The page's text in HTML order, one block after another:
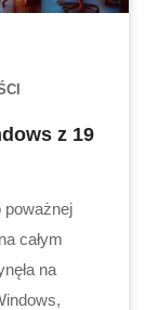
z 19
poważnej
całym
na